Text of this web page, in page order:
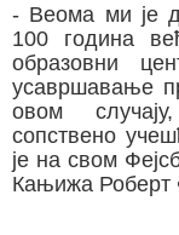
- Веома ми је
100 година
образовни
усавршавање
овом
сопствено
је на свом
Кањижа Роберт